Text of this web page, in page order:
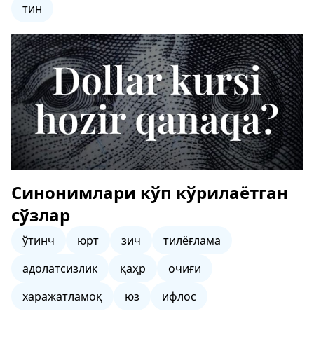
тин
Синонимлари кўп кўрилаётган
сўзлар
ўтинч юрт зич
тилёғлама
адолатсизлик
қаҳр
очиғи
харажатламоқ
юз ифлос